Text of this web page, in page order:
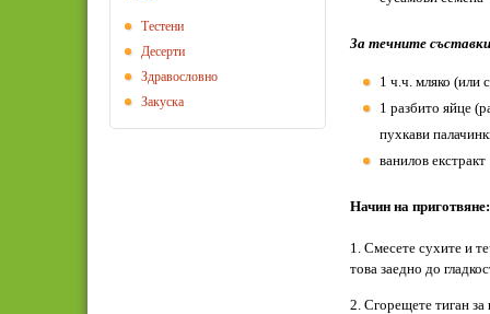
За течните
1 ч.ч. мляко (или
1 разбито яйце
пухкави
ванилов екстракт
Начин на приготвяне:
1. Смесете сухите и
това заедно до
2. Сгорещете тиган
Тестени
Десерти
Здравословно
Закуска